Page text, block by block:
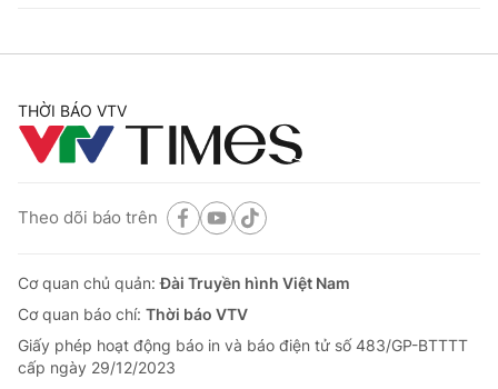
THỜI BÁO VTV
Theo dõi báo trên
Cơ quan chủ quản:Đài Truyền hình Việt Nam
Cơ quan báo chí: Thời báo VTV
Giấy phép hoạt động báo in và báo điện tử số 483/GP-BTTTT
cấp ngày 29/12/2023